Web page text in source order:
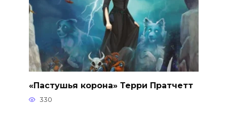
«Пастушья корона» Терри Пратчетт
330